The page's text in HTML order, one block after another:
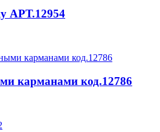
АРТ.12954
карманами код.12786